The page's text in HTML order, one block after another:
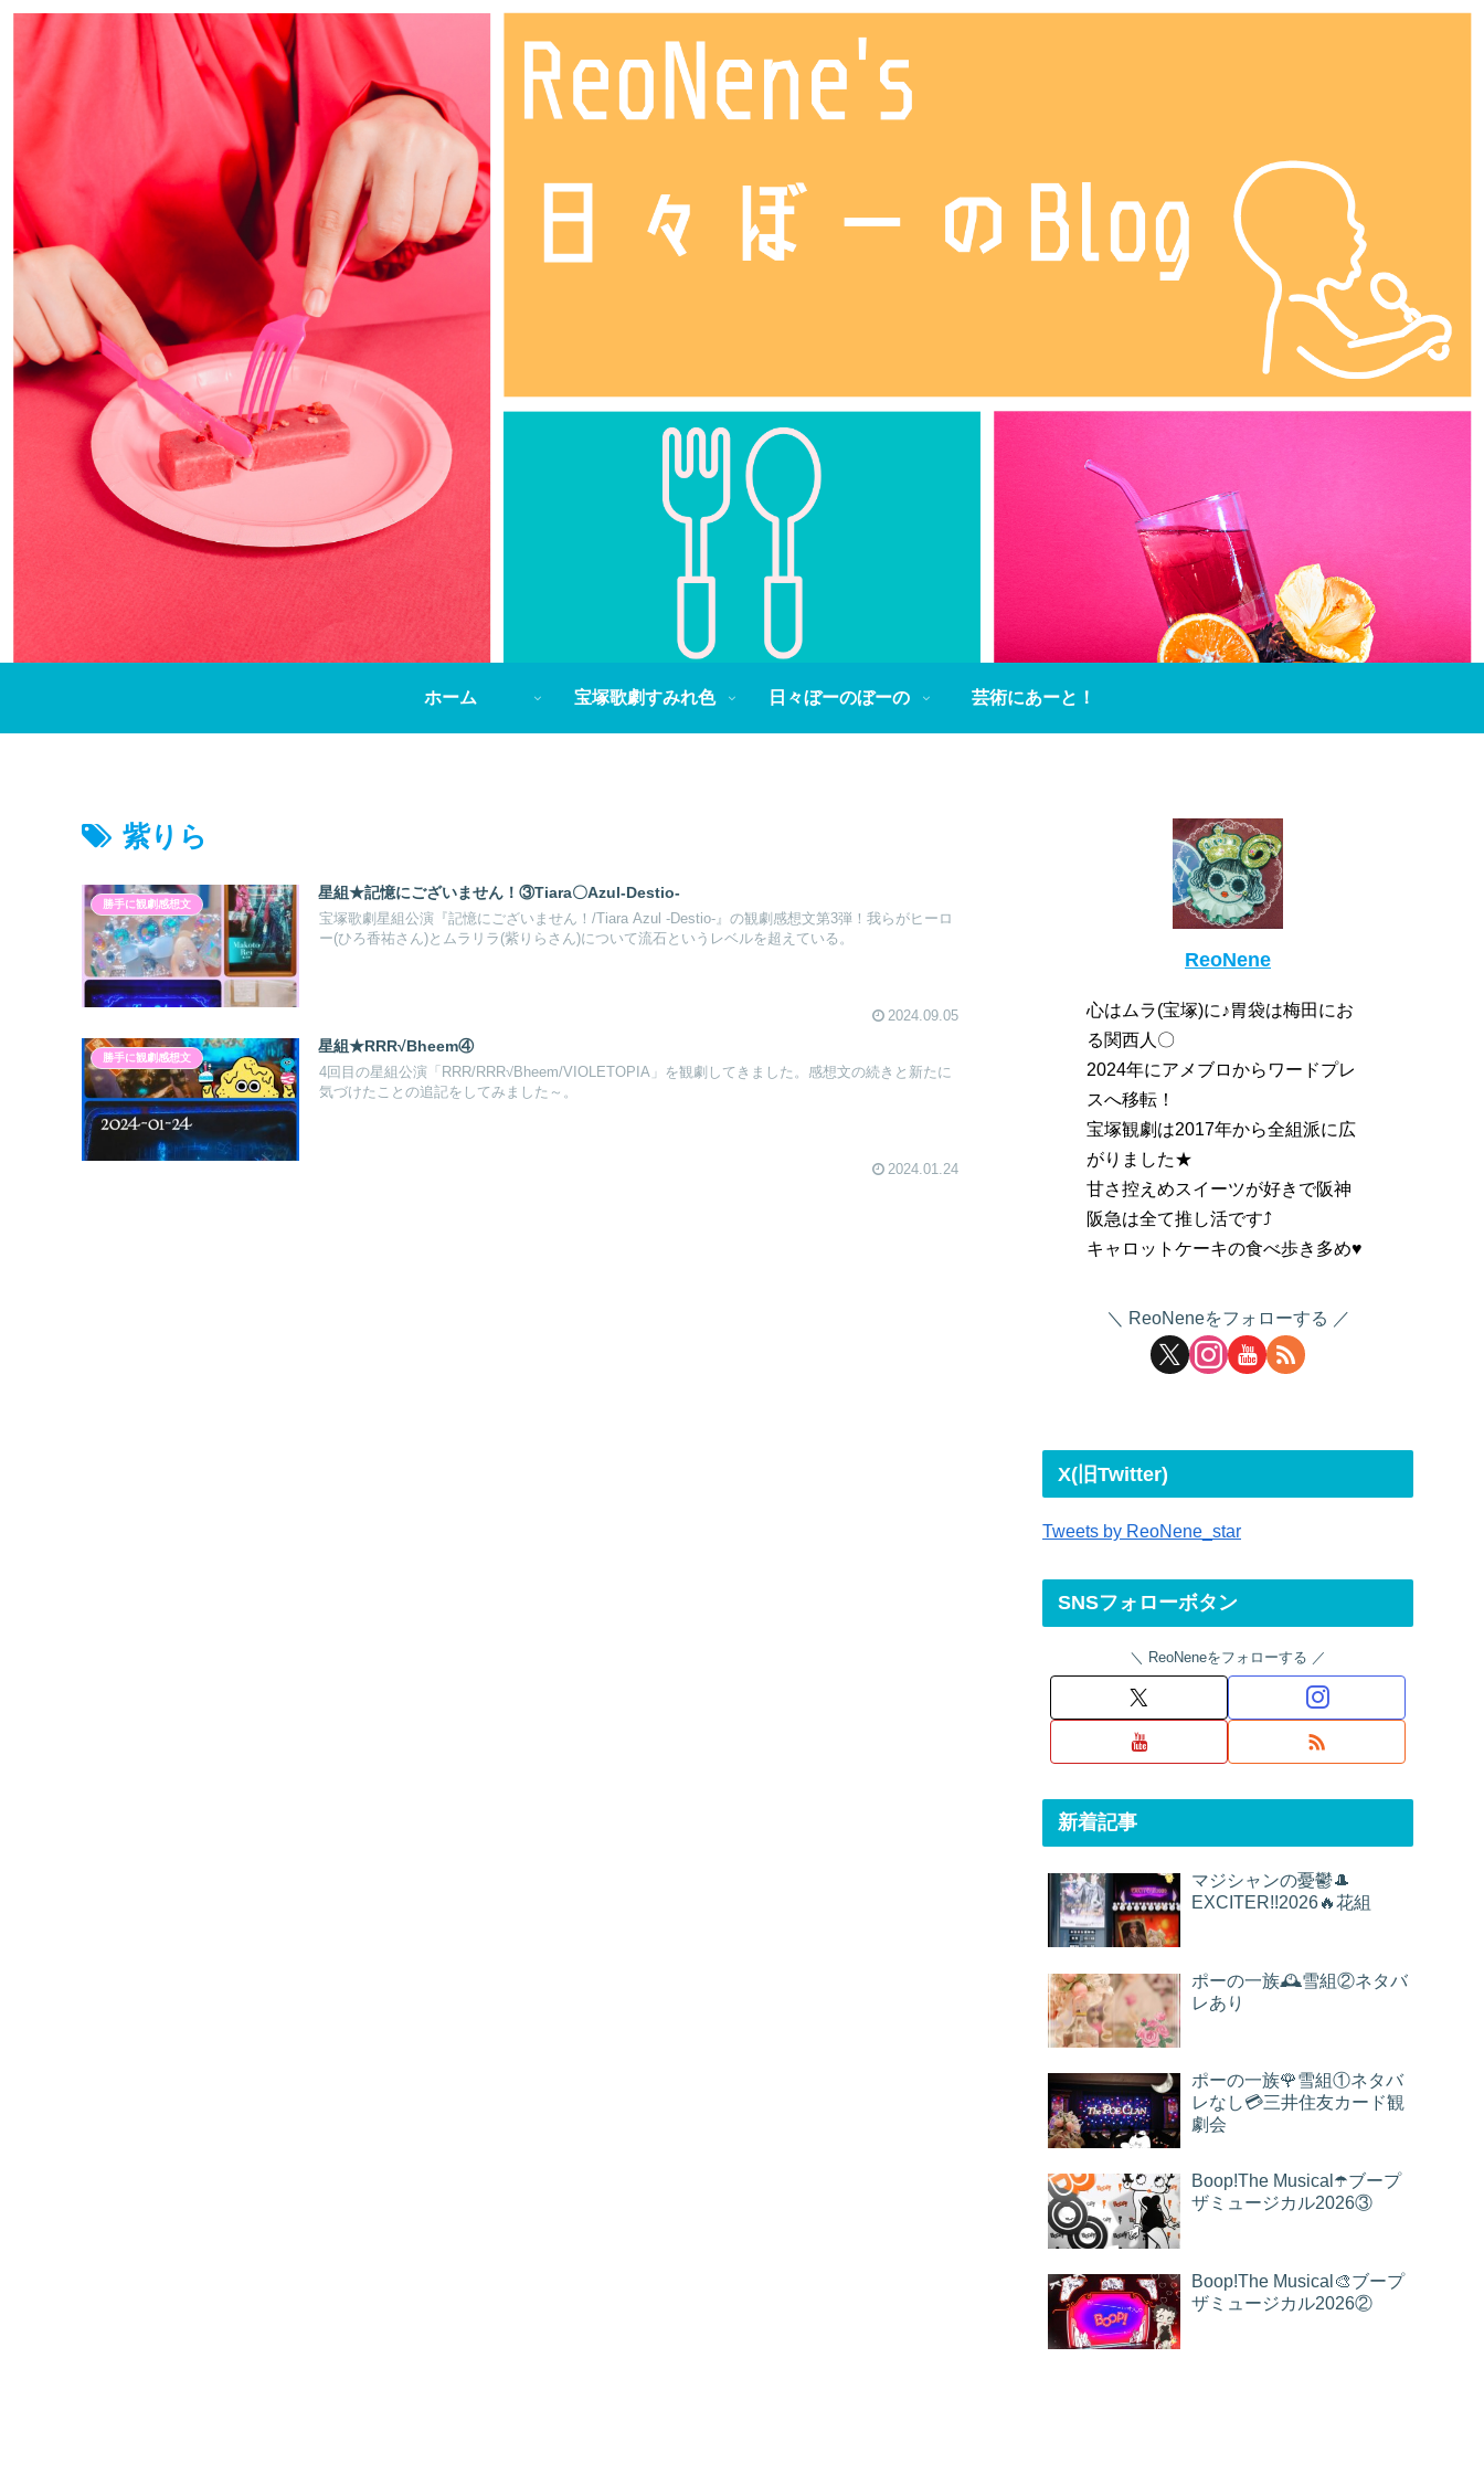
ホーム 宝塚歌劇すみれ色 日々ぼーのぼーの 芸術にあーと！
紫りら
勝手に観劇感想文
星組★記憶にございません！③Tiara〇Azul-Destio-
宝塚歌劇星組公演『記憶にございません！/Tiara Azul -Destio-』の観劇感想文第3弾！我らがヒーロ
ー(ひろ香祐さん)とムラリラ(紫りらさん)について流石というレベルを超えている。
2024.09.05
勝手に観劇感想文
星組★RRR√Bheem④
4回目の星組公演「RRR/RRR√Bheem/VIOLETOPIA」を観劇してきました。感想文の続きと新たに
気づけたことの追記をしてみました～。
2024.01.24
ReoNene
心はムラ(宝塚)に♪胃袋は梅田にお
る関西人〇
2024年にアメブロからワードプレ
スへ移転！
宝塚観劇は2017年から全組派に広
がりました★
甘さ控えめスイーツが好きで阪神
阪急は全て推し活です⤴
キャロットケーキの食べ歩き多め♥
ReoNeneをフォローする
X(旧Twitter)
Tweets by ReoNene_star
SNSフォローボタン
ReoNeneをフォローする
新着記事
マジシャンの憂鬱🎩
EXCITER!!2026🔥花組
ポーの一族🕰雪組②ネタバ
レあり
ポーの一族🌹雪組①ネタバ
レなし💳三井住友カード観
劇会
Boop!The Musical☂️ブープ
ザミュージカル2026③
Boop!The Musical🎨ブープ
ザミュージカル2026②